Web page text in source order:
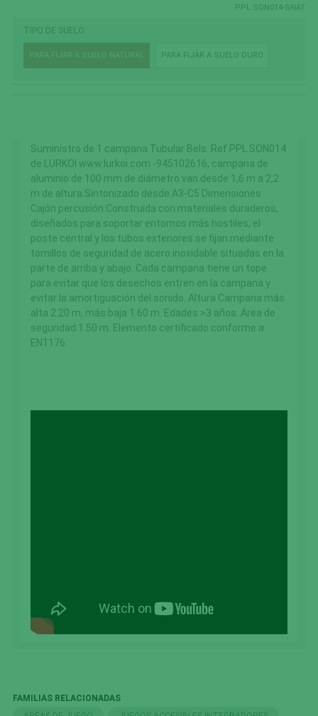
PPL.SON014-SNAT
TIPO DE SUELO
PARA FIJAR A SUELO NATURAL PARA FIJAR A SUELO DURO
Suministro de 1 campana Tubular Bels. Ref.PPL.SON014
de LURKOI www.lurkoi.com -945102616, campana de
aluminio de 100 mm de diámetro van desde 1,6 m a 2,2
m de altura.Sintonizado desde A3-C5 Dimensiones
Cajón percusión.Construida con materiales duraderos,
diseñados para soportar entornos más hostiles, el
poste central y los tubos exteriores se fijan mediante
tornillos de seguridad de acero inoxidable situadas en la
parte de arriba y abajo. Cada campana tiene un tope
para evitar que los desechos entren en la campana y
evitar la amortiguación del sonido. Altura Campana más
alta 2.20 m, más baja 1.60 m. Edades >3 años. Área de
seguridad 1.50 m. Elemento certificado conforme a
EN1176.
FAMILIAS RELACIONADAS